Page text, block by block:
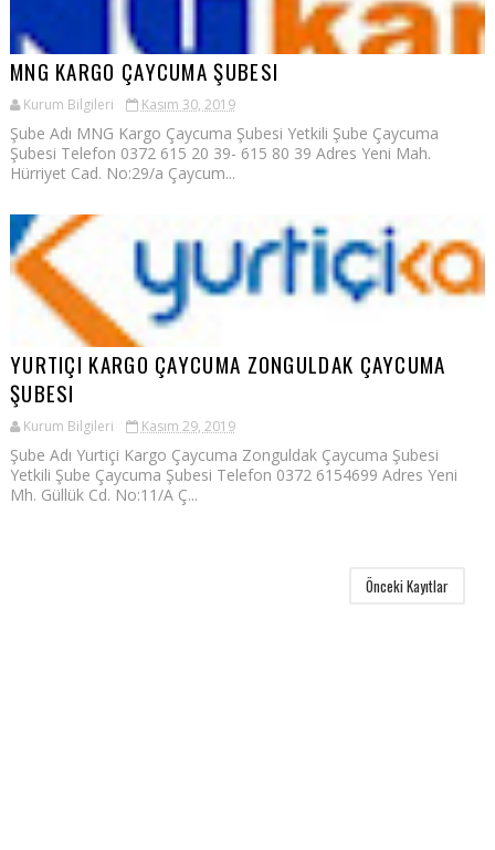
MNG KARGO ÇAYCUMA ŞUBESI
Kurum Bilgileri Kasım 30, 2019
Şube Adı MNG Kargo Çaycuma Şubesi Yetkili Şube Çaycuma
Şubesi Telefon 0372 615 20 39- 615 80 39 Adres Yeni Mah.
Hürriyet Cad. No:29/a Çaycum...
YURTIÇI KARGO ÇAYCUMA ZONGULDAK ÇAYCUMA
ŞUBESI
Kurum Bilgileri Kasım 29, 2019
Şube Adı Yurtiçi Kargo Çaycuma Zonguldak Çaycuma Şubesi
Yetkili Şube Çaycuma Şubesi Telefon 0372 6154699 Adres Yeni
Mh. Güllük Cd. No:11/A Ç...
Önceki Kayıtlar